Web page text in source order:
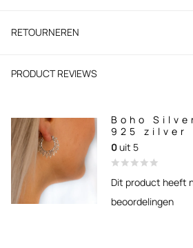
RETOURNEREN
PRODUCT REVIEWS
Boho
925 zilver
0uit 5
Dit product heeft
beoordelingen